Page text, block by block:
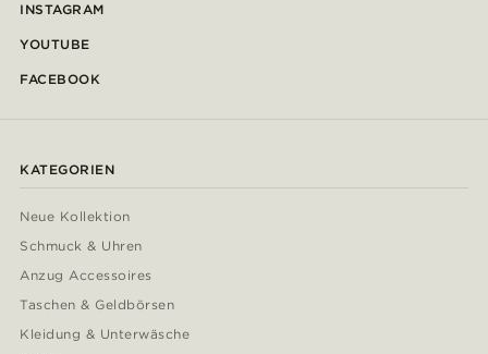
INSTAGRAM
YOUTUBE
FACEBOOK
KATEGORIEN
Neue Kollektion
Schmuck & Uhren
Anzug Accessoires
Taschen & Geldbörsen
Kleidung & Unterwäsche